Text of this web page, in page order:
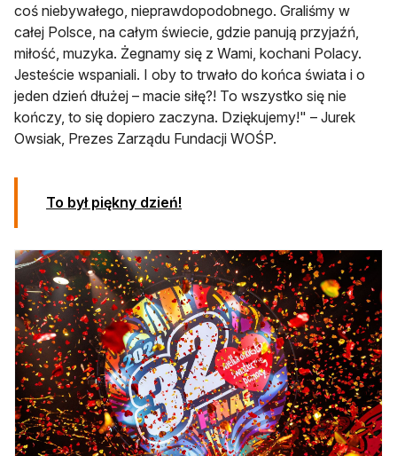
coś niebywałego, nieprawdopodobnego. Graliśmy w
całej Polsce, na całym świecie, gdzie panują przyjaźń,
miłość, muzyka. Żegnamy się z Wami, kochani Polacy.
Jesteście wspaniali. I oby to trwało do końca świata i o
jeden dzień dłużej – macie siłę?! To wszystko się nie
kończy, to się dopiero zaczyna. Dziękujemy!" – Jurek
Owsiak, Prezes Zarządu Fundacji WOŚP.
To był piękny dzień!